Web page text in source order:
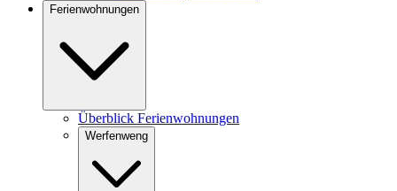
Ferienwohnungen
Überblick Ferienwohnungen
Werfenweng